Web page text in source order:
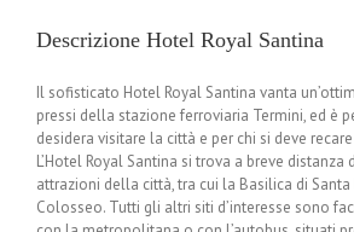
Descrizione Hotel Royal Santina
Il sofisticato Hotel Royal Santina vanta
pressi della stazione ferroviaria Termini, ed è
desidera visitare la città e per chi si deve
L’Hotel Royal Santina si trova a breve
attrazioni della città, tra cui la Basilica di
Colosseo. Tutti gli altri siti d’interesse sono